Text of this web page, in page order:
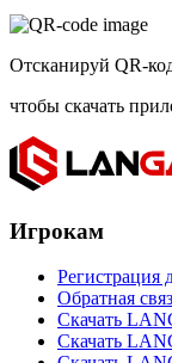
Отсканируй QR-
чтобы скачать
Игрокам
Регистрация
Обратная
Скачать
Скачать